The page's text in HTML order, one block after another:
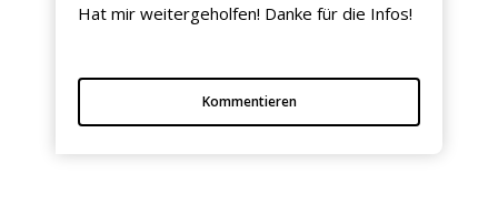
Hat mir weitergeholfen! Danke für die Infos!
Kommentieren